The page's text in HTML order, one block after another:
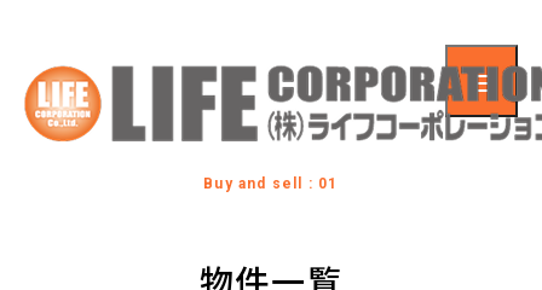
Buy and sell : 01
物件一覧